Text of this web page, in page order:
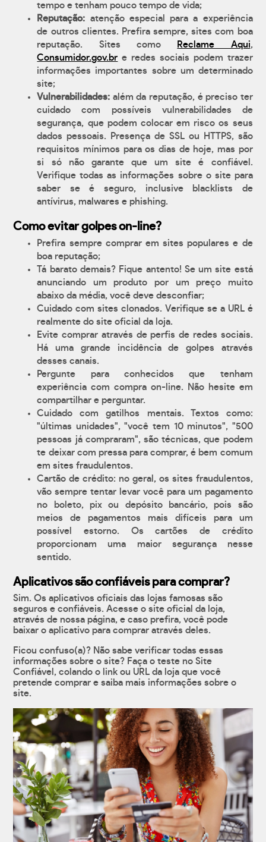
tempo e tenham pouco tempo de vida;
Reputação: atenção especial para a experiência
de outros clientes. Prefira sempre, sites com boa
reputação. Sites como
Reclame Aqui,
Consumidor.gov.br e redes sociais podem trazer
informações importantes sobre um determinado
site;
Vulnerabilidades: além da reputação, é preciso ter
cuidado com possíveis vulnerabilidades de
segurança, que podem colocar em risco os seus
dados pessoais. Presença de SSL ou HTTPS, são
requisitos mínimos para os dias de hoje, mas por
si só não garante que um site é confiável.
Verifique todas as informações sobre o site para
saber se é seguro, inclusive blacklists de
antívirus, malwares e phishing.
Como evitar golpes on-line?
Prefira sempre comprar em sites populares e de
boa reputação;
Tá barato demais? Fique antento! Se um site está
anunciando um produto por um preço muito
abaixo da média, você deve desconfiar;
Cuidado com sites clonados. Verifique se a URL é
realmente do site oficial da loja.
Evite comprar através de perfis de redes sociais.
Há uma grande incidência de golpes através
desses canais.
Pergunte para conhecidos que tenham
experiência com compra on-line. Não hesite em
compartilhar e perguntar.
Cuidado com gatilhos mentais. Textos como:
"últimas unidades", "você tem 10 minutos", "500
pessoas já compraram", são técnicas, que podem
te deixar com pressa para comprar, é bem comum
em sites fraudulentos.
Cartão de crédito: no geral, os sites fraudulentos,
vão sempre tentar levar você para um pagamento
no boleto, pix ou depósito bancário, pois são
meios de pagamentos mais difíceis para um
possível estorno. Os cartões de crédito
proporcionam uma maior segurança nesse
sentido.
Aplicativos são confiáveis para comprar?
Sim. Os aplicativos oficiais das lojas famosas são
seguros e confiáveis. Acesse o site oficial da loja,
através de nossa página, e caso prefira, você pode
baixar o aplicativo para comprar através deles.
Ficou confuso(a)? Não sabe verificar todas essas
informações sobre o site? Faça o teste no Site
Confiável, colando o link ou URL da loja que você
pretende comprar e saiba mais informações sobre o
site.